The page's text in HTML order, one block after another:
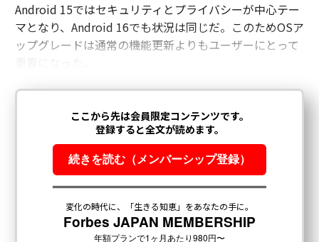
Android 15ではセキュリティとプライバシーが中心テー
マとなり、Android 16でも状況は同じだ。このためOSア
ップグレードは通常の機能更新よりもユーザーにとって